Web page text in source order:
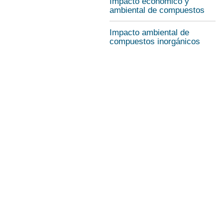
ambiental de compuestos
Impacto ambiental de
compuestos inorgánicos